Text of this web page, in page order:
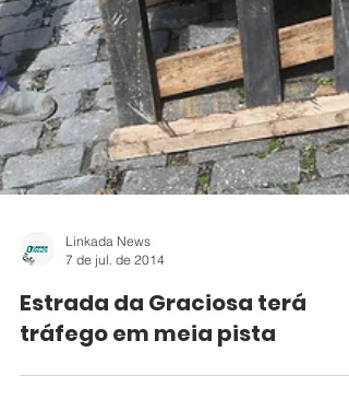
Linkada News
7 de jul. de 2014
Estrada da Graciosa terá
tráfego em meia pista